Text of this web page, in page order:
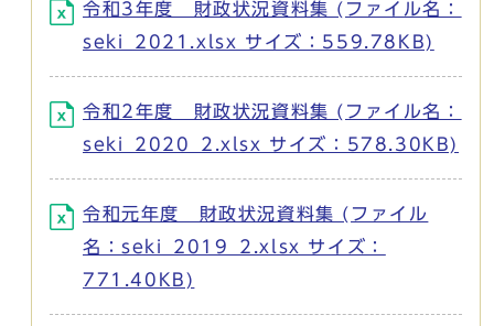
令和3年度 財政状況資料集 (ファイル名：
seki_2021.xlsx サイズ：559.78KB)
令和2年度 財政状況資料集 (ファイル名：
seki_2020_2.xlsx サイズ：578.30KB)
令和元年度 財政状況資料集 (ファイル
名：seki_2019_2.xlsx サイズ：
771.40KB)